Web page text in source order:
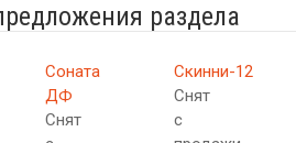
раздела
Соната
ДФ
Снят
Скинни-12
Снят
с